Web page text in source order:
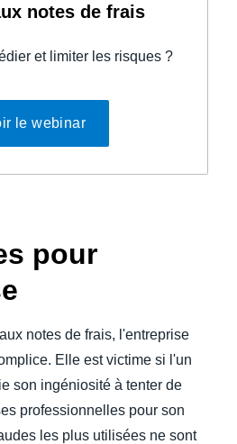
notes de frais
et limiter les risques ?
le webinar
pour
notes de frais, l'entreprise
Elle est victime si l'un
son ingéniosité à tenter de
professionnelles pour son
les plus utilisées ne sont